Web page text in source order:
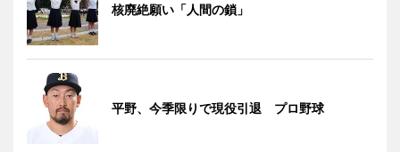
核廃絶願い「人間の鎖」
平野、今季限りで現役引退 プロ野球